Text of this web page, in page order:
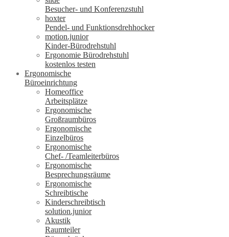
Besucher- und Konferenzstuhl
hoxter
Pendel- und Funktionsdrehhocker
motion.junior
Kinder-Bürodrehstuhl
Ergonomie Bürodrehstuhl
kostenlos testen
Ergonomische
Büroeinrichtung
Homeoffice
Arbeitsplätze
Ergonomische
Großraumbüros
Ergonomische
Einzelbüros
Ergonomische
Chef- /Teamleiterbüros
Ergonomische
Besprechungsräume
Ergonomische
Schreibtische
Kinderschreibtisch
solution.junior
Akustik
Raumteiler